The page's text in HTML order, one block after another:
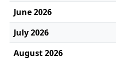
June 2026
July 2026
August 2026